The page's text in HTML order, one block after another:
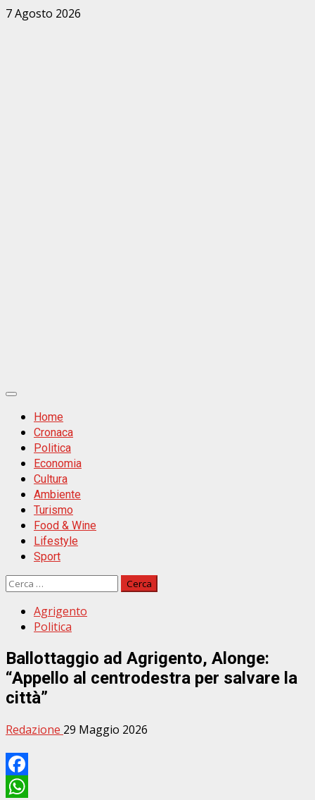
Zum
7 Agosto 2026
Primäres
MenüHome
Cronaca
Politica
Economia
Cultura
Ambiente
Turismo
Food & Wine
Lifestyle
Sport
Ricerca
Agrigento
Politica
Ballottaggio ad Agrigento, Alonge:
“Appello al centrodestra per salvare la
città”
Redazione 29 Maggio 2026
Facebook